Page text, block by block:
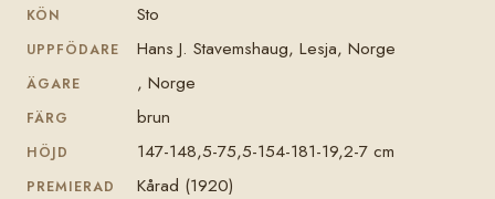
KÖN Sto
UPPFÖDARE Hans J. Stavemshaug, Lesja, Norge
ÄGARE , Norge
FÄRG brun
HÖJD 147-148,5-75,5-154-181-19,2-7 cm
PREMIERAD Kårad (1920)